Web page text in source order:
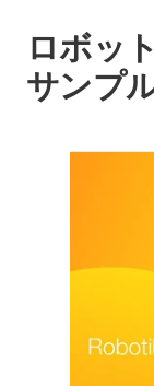
ロボッ
サンプ